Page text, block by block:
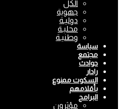
الكل
جهوية
دوليـة
محليـة
وطنيـة
سياسة
مجتمع
حوادث
رادار
السكوت ممنوع
بأقلامهم
البرامج
مؤثرون